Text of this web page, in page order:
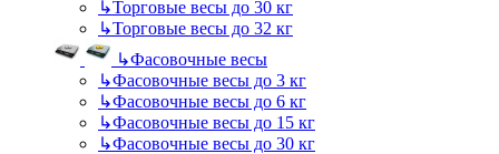
↳Торговые весы до 30 кг
↳Торговые весы до 32 кг
↳Фасовочные весы
↳Фасовочные весы до 3 кг
↳Фасовочные весы до 6 кг
↳Фасовочные весы до 15 кг
↳Фасовочные весы до 30 кг